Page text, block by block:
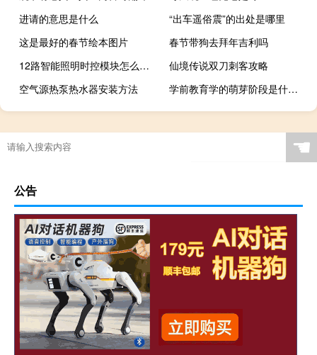
进请的意思是什么
“出车遥俗震”的出处是哪里
这是最好的春节绘本图片
春节带狗去拜年吉利吗
12路智能照明时控模块怎么调试
仙境传说双刀刺客攻略
空气源热泵热水器安装方法
学前教育学的萌芽阶段是什么时期（学前教育学）
☚
公告